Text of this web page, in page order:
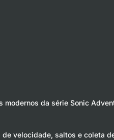
da série Sonic
velocidade, saltos e coleta